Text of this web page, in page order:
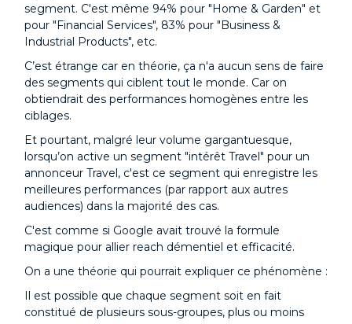
segment. C'est même 94% pour "Home & Garden" et
pour "Financial Services", 83% pour "Business &
Industrial Products", etc.
C’est étrange car en théorie, ça n'a aucun sens de faire
des segments qui ciblent tout le monde. Car on
obtiendrait des performances homogènes entre les
ciblages.
Et pourtant, malgré leur volume gargantuesque,
lorsqu’on active un segment "intérêt Travel" pour un
annonceur Travel, c'est ce segment qui enregistre les
meilleures performances (par rapport aux autres
audiences) dans la majorité des cas.
C'est comme si Google avait trouvé la formule
magique pour allier reach démentiel et efficacité.
On a une théorie qui pourrait expliquer ce phénomène :
Il est possible que chaque segment soit en fait
constitué de plusieurs sous-groupes, plus ou moins